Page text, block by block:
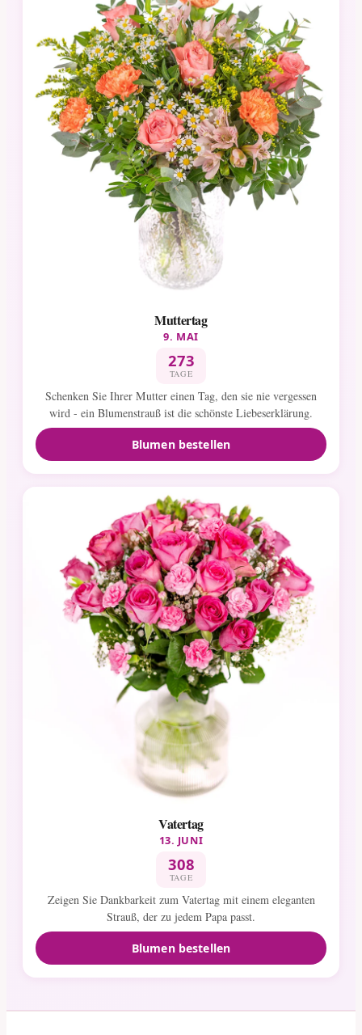
Muttertag
9. MAI
273
TAGE
Schenken Sie Ihrer Mutter einen Tag, den sie nie vergessen
wird - ein Blumenstrauß ist die schönste Liebeserklärung.
Blumen bestellen
Vatertag
13. JUNI
308
TAGE
Zeigen Sie Dankbarkeit zum Vatertag mit einem eleganten
Strauß, der zu jedem Papa passt.
Blumen bestellen